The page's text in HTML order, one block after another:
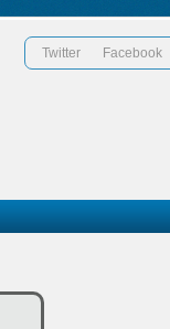
Twitter Facebook